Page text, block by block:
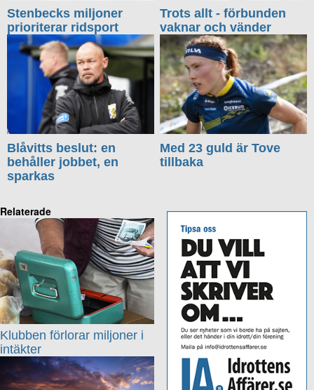
Stenbecks miljoner
prioriterar ridsport
Trots allt - förbunden
vaknar och vänder
Blåvitts beslut: en
behåller jobbet, en
sparkas
Med 23 guld är Tove
tillbaka
Relaterade
Klubben förlorar miljoner i
intäkter